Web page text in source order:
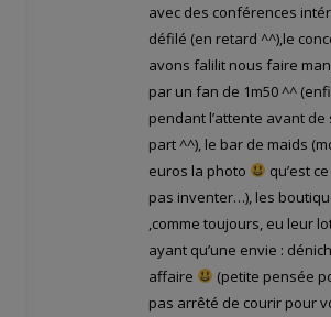
avec des conférences
défilé (en retard ^^),le
avons falilit nous faire
par un fan de 1m50 ^^
pendant l’attente avant de
part ^^), le bar de maids
euros la photo
qu’est
pas inventer…), les
,comme toujours, eu leur
ayant qu’une envie :
affaire
(petite pensée
pas arrêté de courir pour